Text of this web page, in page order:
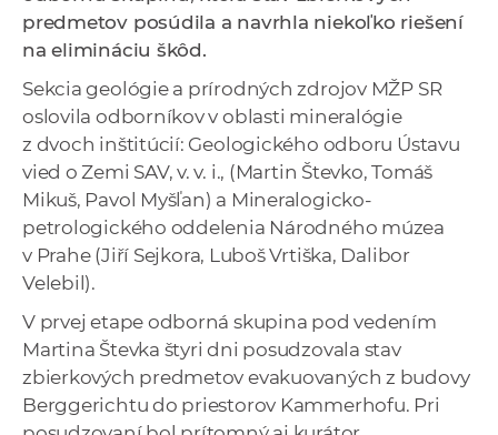
n
predmetov posúdila a navrhla niekoľko riešení
na elimináciu škôd.
Sekcia geológie a prírodných zdrojov MŽP SR
oslovila odborníkov v oblasti mineralógie
z dvoch inštitúcií: Geologického odboru Ústavu
vied o Zemi SAV, v. v. i., (Martin Števko, Tomáš
Mikuš, Pavol Myšľan) a Mineralogicko-
petrologického oddelenia Národného múzea
v Prahe (Jiří Sejkora, Luboš Vrtiška, Dalibor
Velebil).
V prvej etape odborná skupina pod vedením
Martina Števka štyri dni posudzovala stav
zbierkových predmetov evakuovaných z budovy
Berggerichtu do priestorov Kammerhofu. Pri